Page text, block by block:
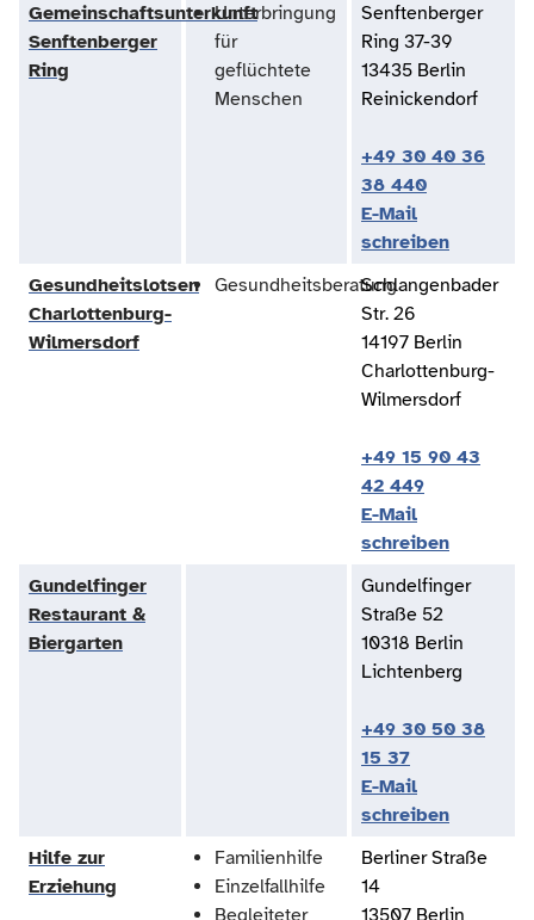
Gemeinschaftsunterkunft
Senftenberger
Ring
Unterbringung
für
geflüchtete
Menschen
Senftenberger
Ring 37-39
13435 Berlin
Reinickendorf
+49 30 40 36
38 440
E-Mail
schreiben
Gesundheitslotsen
Charlottenburg-
Wilmersdorf
GesundheitsberatungSchlangenbader
Str. 26
14197 Berlin
Charlottenburg-
Wilmersdorf
+49 15 90 43
42 449
E-Mail
schreiben
Gundelfinger
Restaurant &
Biergarten
Gundelfinger
Straße 52
10318 Berlin
Lichtenberg
+49 30 50 38
15 37
E-Mail
schreiben
Hilfe zur
Erziehung
Familienhilfe
Einzelfallhilfe
Berliner Straße
14